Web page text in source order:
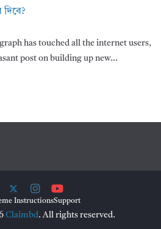
has touched all the internet users,
post on building up new…
InstructionsSupport
Claimbd. All rights reserved.